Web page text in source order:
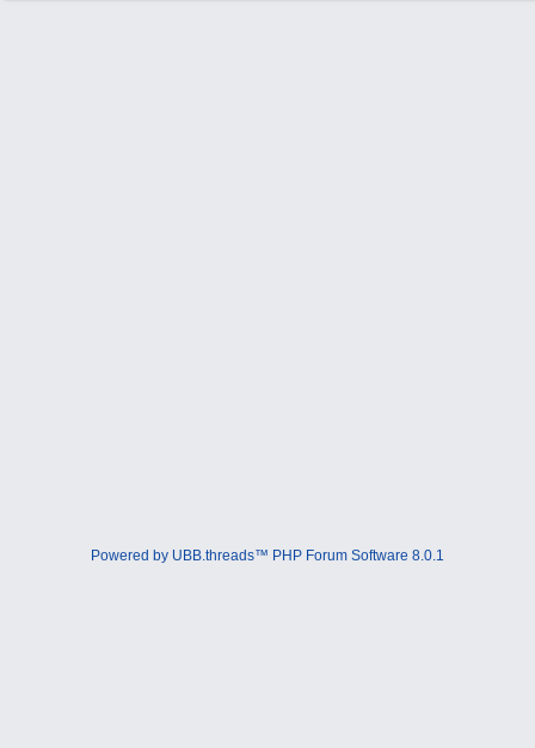
Powered by UBB.threads™ PHP Forum Software 8.0.1